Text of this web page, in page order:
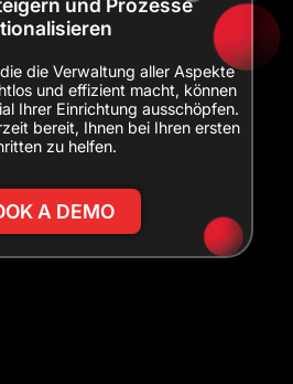
die Verwaltung aller Aspekte
und effizient macht, können
Ihrer Einrichtung ausschöpfen.
bereit, Ihnen bei Ihren ersten
zu helfen.
A DEMO